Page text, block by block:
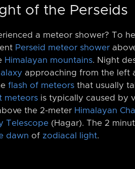
of the Perseids
a meteor shower? To
Perseid meteor shower
Himalayan mountains. Night
approaching from the left
flash of meteors that usually
meteors is typically caused by
the 2-meter Himalayan
Telescope (Hagar). The 2
dawn of zodiacal light.